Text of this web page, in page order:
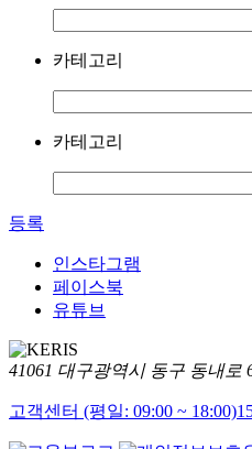
카테고리
카테고리
등록
인스타그램
페이스북
유튜브
41061 대구광역시 동구 동내로
고객센터 (평일: 09:00 ~ 18:00)